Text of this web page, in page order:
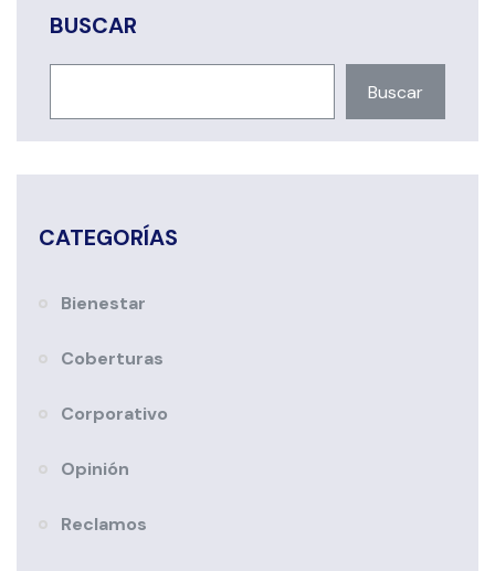
BUSCAR
Buscar
CATEGORÍAS
Bienestar
Coberturas
Corporativo
Opinión
Reclamos